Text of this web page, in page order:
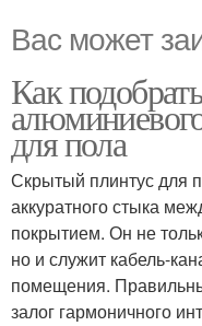
Вас может
Как
для пола
Скрытый плинтус для
аккуратного стыка
покрытием. Он не
но и служит кабель-
помещения.
залог гармоничного